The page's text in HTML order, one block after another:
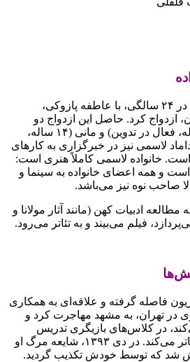
لاسمی در فروردین ۱۳۶۷، در ۲۴ سالگی، با عاطفه پازوکی،
ازدواج کرد. حاصل این ازدواج دو
فرزند است: مهسا (۲۶ ساله، فعال در تدوین) و مانی (۱۴ ساله،
لاسمی نیز در خبرگزاری به کارهای
خانواده لاسمی کاملاً هنری است:
و همه اعضای خانواده به سینما و
صاحب نوه نیز می‌باشد.
ادبیات کهن (مانند آثار مولانا و
فیلم می‌بیند و به تئاتر می‌رود.
فاصله گرفته و علاقه‌ای به همکاری
در تهران، به مشهد مهاجرت کرد و
در کلاس‌های بازیگری تدریس
می‌نماید و با کودکان کار تئاتر می‌کند. در دی ۱۳۹۳، شایعه مرگ او
شد که توسط خودش تکذیب گردید.